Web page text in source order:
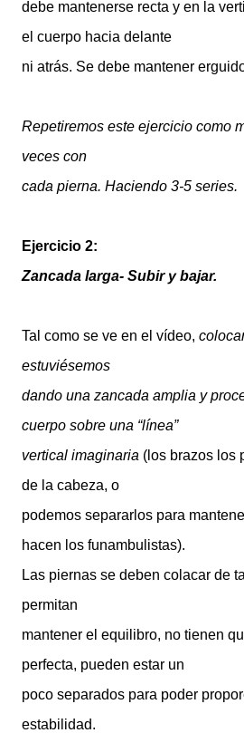
debe mantenerse recta y en la
el cuerpo hacia delante
ni atrás. Se debe mantener
Repetiremos este ejercicio como
veces con
cada pierna. Haciendo 3-5 series.
Ejercicio 2:
Zancada larga- Subir y bajar.
Tal como se ve en el vídeo,
estuviésemos
dando una zancada amplia y
cuerpo sobre una “línea”
vertical imaginaria (los brazos los
de la cabeza, o
podemos separarlos para
hacen los funambulistas).
Las piernas se deben colacar de
permitan
mantener el equilibro, no tienen
perfecta, pueden estar un
poco separados para poder
estabilidad.